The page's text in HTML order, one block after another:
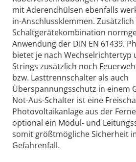
mit Aderendhülsen ebenfalls
in-Anschlussklemmen.
Schaltgerätekombination
Anwendung der DIN EN 61439.
bietet je nach Wechselrichtertyp
Strings zusätzlich noch
bzw. Lasttrennschalter als auch
Überspannungsschutz in einem
Not-Aus-Schalter ist eine
Photovoltaikanlage aus der
optional ein Modul- und
somit größtmögliche Sicherheit
Gefahrenfall.